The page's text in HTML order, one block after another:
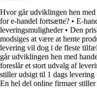
Hvor går udviklingen hen
for e-handel fortsætte? • E-
leveringsmuligheder• Den
modsiges at være at hente
levering vil dog i de fleste
går udviklingen hen med
foreslår et stort udvalg af
stiller udsigt til 1 dags levering
En hel del online firmaer